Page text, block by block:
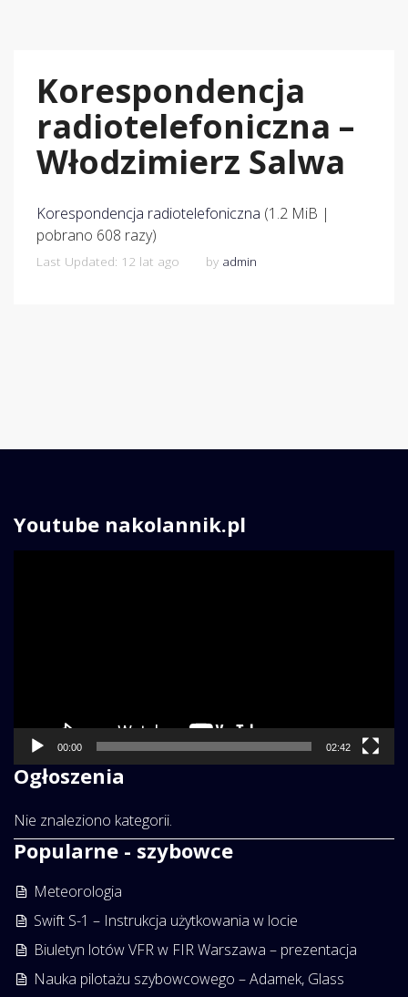
Korespondencja
radiotelefoniczna –
Włodzimierz Salwa
Korespondencja radiotelefoniczna (1.2 MiB |
pobrano 608 razy)
Last Updated: 12 lat ago by admin
Youtube nakolannik.pl
00:00 02:42
Ogłoszenia
Nie znaleziono kategorii.
Popularne - szybowce
Meteorologia
Swift S-1 – Instrukcja użytkowania w locie
Biuletyn lotów VFR w FIR Warszawa – prezentacja
Nauka pilotażu szybowcowego – Adamek, Glass